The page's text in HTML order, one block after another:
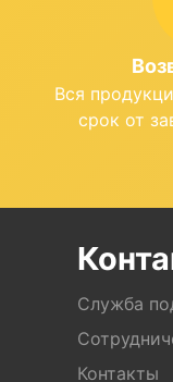
Вся
срок от
Служба
Контакты